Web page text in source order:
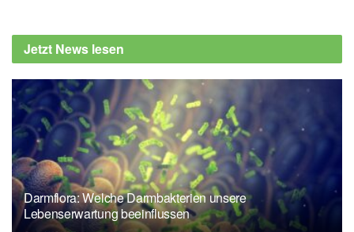
Jetzt News lesen
Darmflora: Welche Darmbakterien unsere
Lebenserwartung beeinflussen